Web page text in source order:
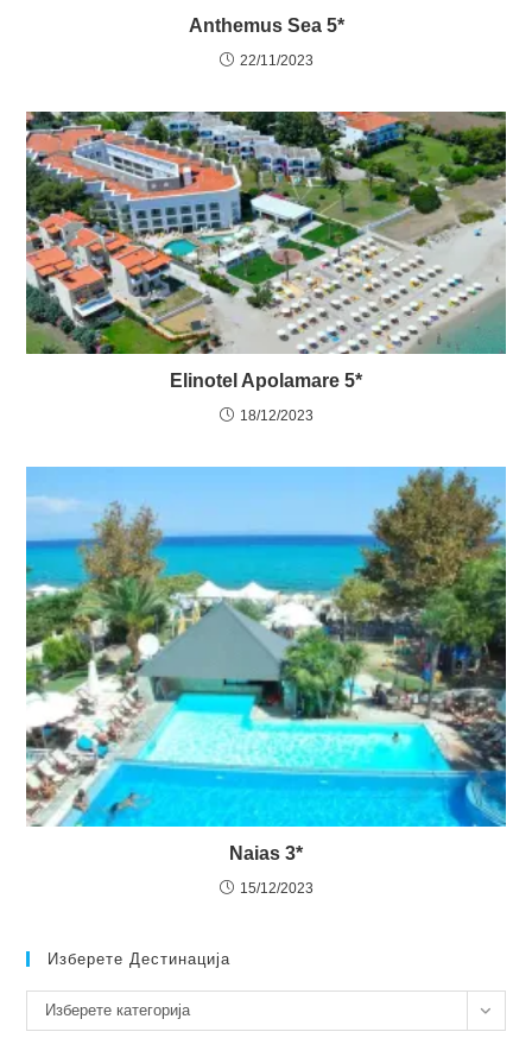
Anthemus Sea 5*
22/11/2023
Elinotel Apolamare 5*
18/12/2023
Naias 3*
15/12/2023
Изберете Дестинација
Изберете
дестинација
Изберете категорија